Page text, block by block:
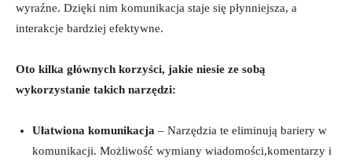
wyraźne. Dzięki nim komunikacja staje się płynniejsza, a
interakcje bardziej⁤ efektywne.
Oto kilka ​głównych korzyści, jakie⁤ niesie ze sobą
wykorzystanie takich narzędzi:
Ułatwiona komunikacja – Narzędzia te eliminują bariery w
komunikacji. Możliwość wymiany wiadomości,komentarzy⁢ i